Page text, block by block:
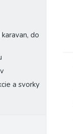
do
a svorky